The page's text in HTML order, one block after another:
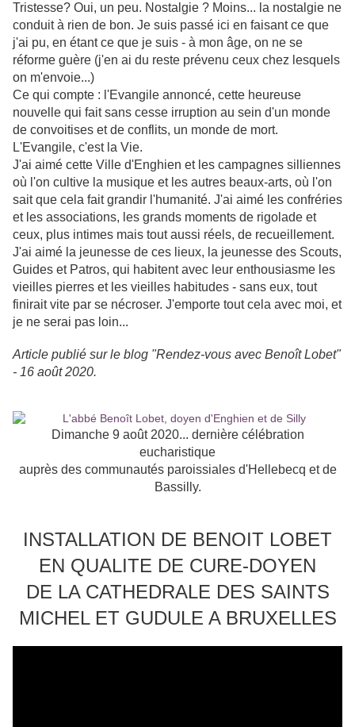
Tristesse? Oui, un peu. Nostalgie ? Moins... la nostalgie ne
conduit à rien de bon. Je suis passé ici en faisant ce que
j'ai pu, en étant ce que je suis - à mon âge, on ne se
réforme guère (j'en ai du reste prévenu ceux chez lesquels
on m'envoie...)
Ce qui compte : l'Evangile annoncé, cette heureuse
nouvelle qui fait sans cesse irruption au sein d'un monde
de convoitises et de conflits, un monde de mort.
L'Evangile, c'est la Vie.
J'ai aimé cette Ville d'Enghien et les campagnes silliennes
où l'on cultive la musique et les autres beaux-arts, où l'on
sait que cela fait grandir l'humanité. J'ai aimé les confréries
et les associations, les grands moments de rigolade et
ceux, plus intimes mais tout aussi réels, de recueillement.
J'ai aimé la jeunesse de ces lieux, la jeunesse des Scouts,
Guides et Patros, qui habitent avec leur enthousiasme les
vieilles pierres et les vieilles habitudes - sans eux, tout
finirait vite par se nécroser. J'emporte tout cela avec moi, et
je ne serai pas loin...
Article publié sur le blog "Rendez-vous avec Benoît Lobet"
- 16 août 2020.
Dimanche 9 août 2020... dernière célébration
eucharistique
auprès des communautés paroissiales d'Hellebecq et de
Bassilly.
INSTALLATION DE BENOIT LOBET
EN QUALITE DE CURE-DOYEN
DE LA CATHEDRALE DES SAINTS
MICHEL ET GUDULE A BRUXELLES